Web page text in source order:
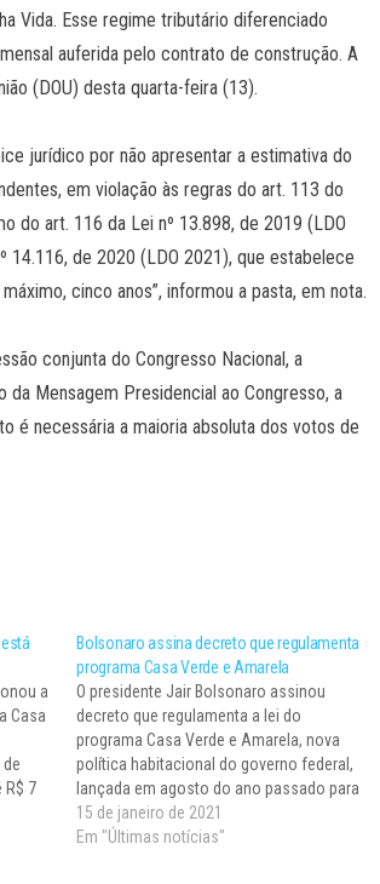
Vida. Esse regime tributário diferenciado
auferida pelo contrato de construção. A
(DOU) desta quarta-feira (13).
jurídico por não apresentar a estimativa do
em violação às regras do art. 113 do
do art. 116 da Lei nº 13.898, de 2019 (LDO
14.116, de 2020 (LDO 2021), que estabelece
cinco anos”, informou a pasta, em nota.
conjunta do Congresso Nacional, a
Mensagem Presidencial ao Congresso, a
é necessária a maioria absoluta dos votos de
a
Casa
R$ 7
e
Bolsonaro assina decreto que regulamenta
programa Casa Verde e Amarela
O presidente Jair Bolsonaro assinou
decreto que regulamenta a lei do
programa Casa Verde e Amarela, nova
política habitacional do governo federal,
lançada em agosto do ano passado para
suceder o programa Minha Casa, Minha
Vida. A meta do governo é atender 1,2
15 de janeiro de 2021
Em "Últimas notícias"